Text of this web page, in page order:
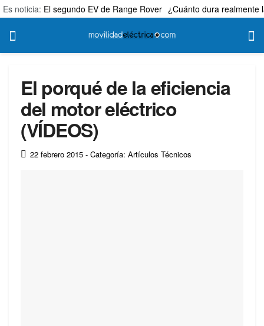
Es noticia: El segundo EV de Range Rover ¿Cuánto dura realmente
El porqué de la eficiencia
del motor eléctrico
(VÍDEOS)
22 febrero 2015 - Categoría: Artículos Técnicos